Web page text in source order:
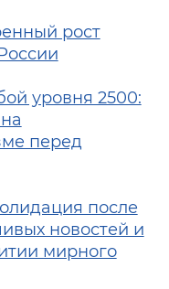
рост
уровня 2500:
перед
после
новостей и
мирного